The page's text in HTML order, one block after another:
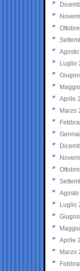
Luglio
Aprile
Marzo
Luglio
Aprile
Marzo